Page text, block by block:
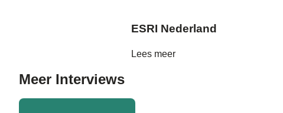
ESRI Nederland
Lees meer
Meer Interviews